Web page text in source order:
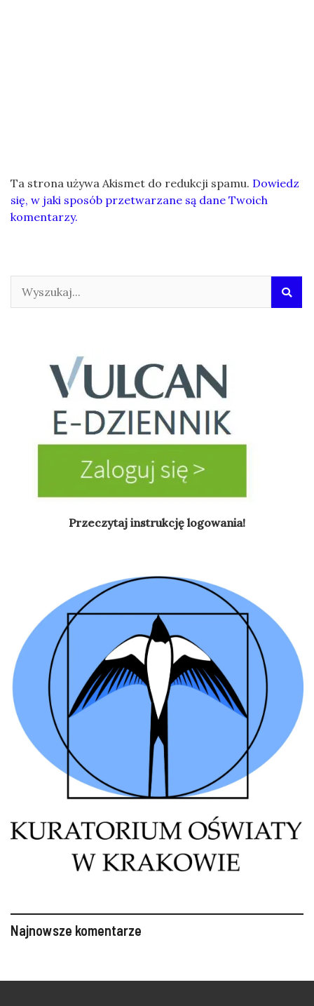
Ta strona używa Akismet do redukcji spamu. Dowiedz
się, w jaki sposób przetwarzane są dane Twoich
komentarzy.
Przeczytaj instrukcję logowania!
Najnowsze komentarze